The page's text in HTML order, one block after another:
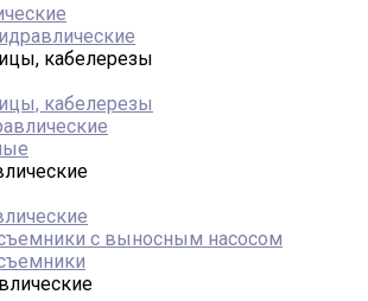
кабелерезы
кабелерезы
с выносным насосом